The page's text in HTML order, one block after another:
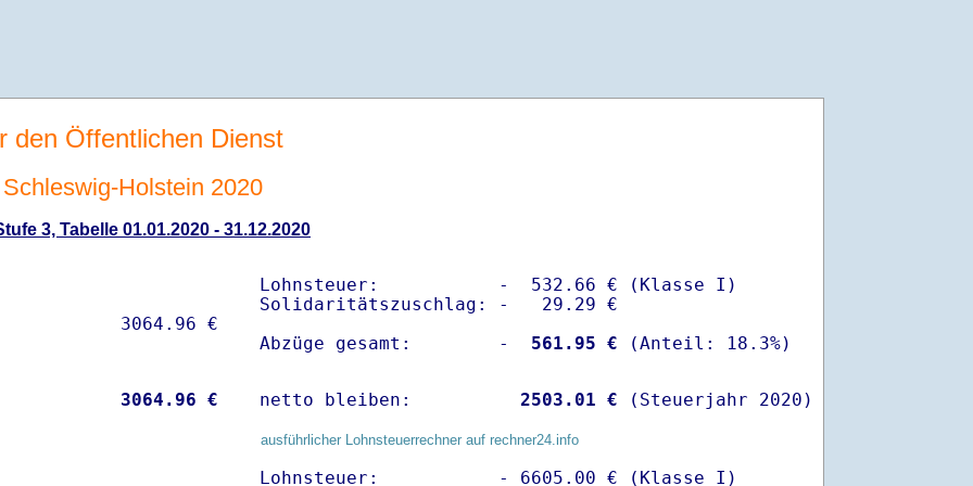
den Öffentlichen Dienst
Holstein 2020
3, Tabelle 01.01.2020 - 31.12.2020
Lohnsteuer:           -  532.66 € (Klasse I)
Solidaritätszuschlag: -   29.29 €
Abzüge gesamt:        -
  561.95 €
3064.96 € netto bleiben: 2503.01 € (Steuerjahr 2020)
ausführlicher Lohnsteuerrechner auf rechner24.info
Lohnsteuer:           - 6605.00 € (Klasse I)